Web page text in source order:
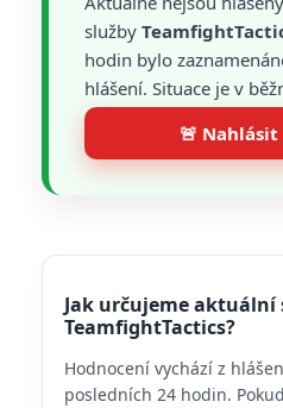
služby
hodin bylo
hlášení. Situace je v
🚨
Jak určujeme aktuální
TeamfightTactics?
Hodnocení vychází z
posledních 24 hodin.